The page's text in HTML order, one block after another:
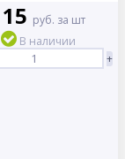
руб. за шт
В наличии
+